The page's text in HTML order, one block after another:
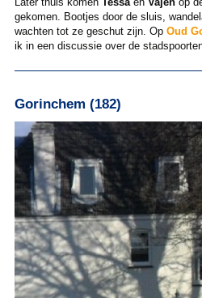
gekomen. Bootjes door de sluis,
wachten tot ze geschut zijn. Op Oud
ik in een discussie over de
Gorinchem (182)